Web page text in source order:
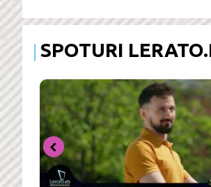
SPOTURI